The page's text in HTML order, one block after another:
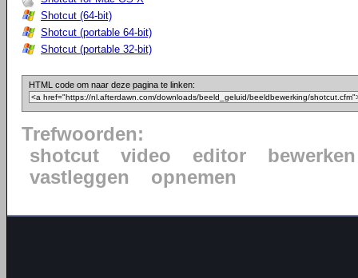
Shotcut (64-bit)
Shotcut (portable 64-bit)
Shotcut (portable 32-bit)
HTML code om naar deze pagina te linken:
Trefwoorden:
shotcut
video editor
bewerken
vastleggen
opnemen